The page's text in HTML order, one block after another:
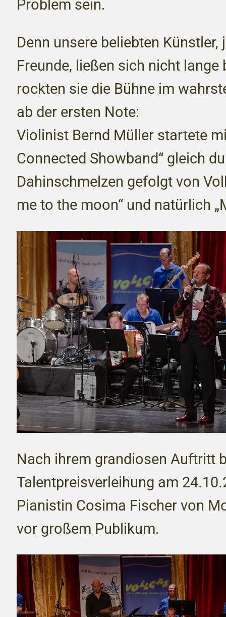
Problem sein.
Denn unsere beliebten
Freunde, ließen sich nicht lange
rockten sie die Bühne im
ab der ersten Note:
Violinist Bernd Müller startete
Connected Showband“ gleich
Dahinschmelzen gefolgt von
me to the moon“ und natürlich
Nach ihrem grandiosen Auftritt
Talentpreisverleihung am
Pianistin Cosima Fischer von
vor großem Publikum.